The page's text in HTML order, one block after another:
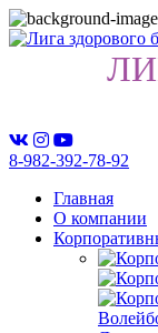
8-982-392-78-92
Главная
О компании